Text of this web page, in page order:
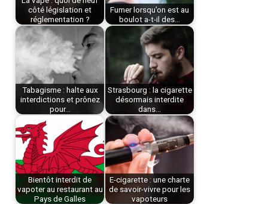
côté législation et
réglementation ?
Fumer lorsqu’on est au
boulot a-t-il des…
Tabagisme : halte aux
interdictions et prônez
pour…
Strasbourg : la cigarette
désormais interdite
dans…
Bientôt interdit de
vapoter au restaurant au
Pays de Galles
E-cigarette : une charte
de savoir-vivre pour les
vapoteurs